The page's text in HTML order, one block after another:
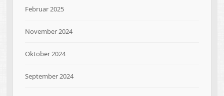
Februar 2025
November 2024
Oktober 2024
September 2024